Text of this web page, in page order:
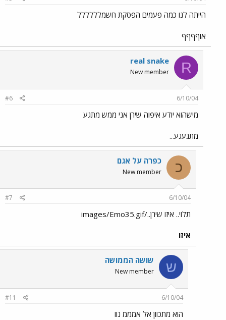
הייתה לנו כמה פעמים הפסקת חשמלללללל
אוףףףף
R
real snake
New member
6/10/04
#6
מישהוא יודע איפוה שירן אני ממש מתגע
מתגעגע...
כ כפרה על אגם
New member
6/10/04
#7
תלוי.. איזו שירן../images/Emo35.gif
איזו
ש שושה הממושה
New member
6/10/04
#11
הוא מתכוון אל אמממ נוו